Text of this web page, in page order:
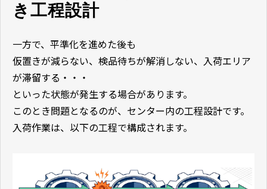
き工程設計
一方で、平準化を進めた後も
仮置きが減らない、検品待ちが解消しない、入荷エリア
が滞留する・・・
といった状態が発生する場合があります。
このとき問題となるのが、センター内の工程設計です。
入荷作業は、以下の工程で構成されます。